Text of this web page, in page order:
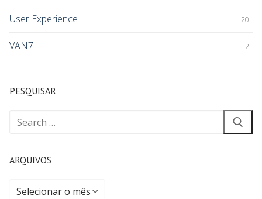
User Experience 20
VAN7 2
PESQUISAR
ARQUIVOS